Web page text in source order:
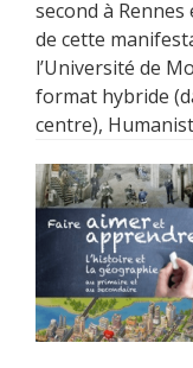
second à
de cette
l’Université de
format hybride
centre),